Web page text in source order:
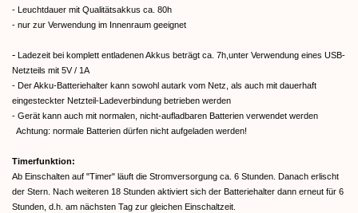
- Leuchtdauer mit Qualitätsakkus ca. 80h
- nur zur Verwendung im Innenraum geeignet
- Ladezeit bei komplett entladenen Akkus beträgt ca. 7h,unter Verwendung eines USB-
Netzteils mit 5V / 1A
- Der Akku-Batteriehalter kann sowohl autark vom Netz, als auch mit dauerhaft
eingesteckter Netzteil-Ladeverbindung betrieben werden
- Gerät kann auch mit normalen, nicht-aufladbaren Batterien verwendet werden
Achtung: normale Batterien dürfen nicht aufgeladen werden!
Timerfunktion:
Ab Einschalten auf "Timer" läuft die Stromversorgung ca. 6 Stunden. Danach erlischt
der Stern. Nach weiteren 18 Stunden aktiviert sich der Batteriehalter dann erneut für 6
Stunden, d.h. am nächsten Tag zur gleichen Einschaltzeit.